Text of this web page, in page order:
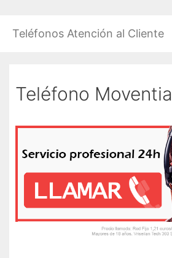
contenido
Teléfonos Atención al Cliente
Teléfono Moventia